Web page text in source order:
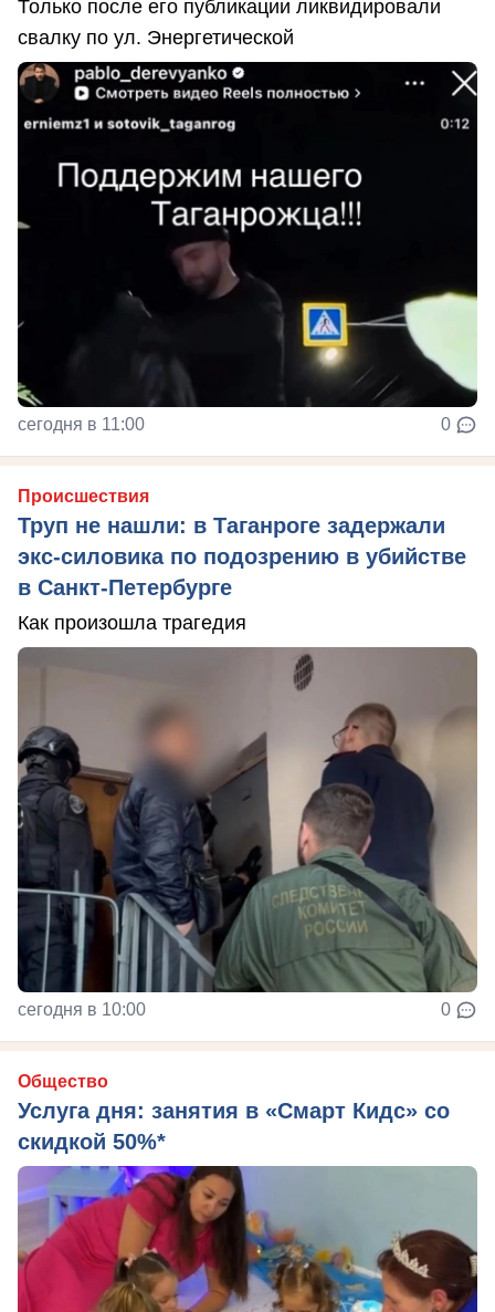
Только после его публикации ликвидировали
свалку по ул. Энергетической
сегодня в 11:00 0
Происшествия
Труп не нашли: в Таганроге задержали
экс-силовика по подозрению в убийстве
в Санкт-Петербурге
Как произошла трагедия
сегодня в 10:00 0
Общество
Услуга дня: занятия в «Смарт Кидс» со
скидкой 50%*